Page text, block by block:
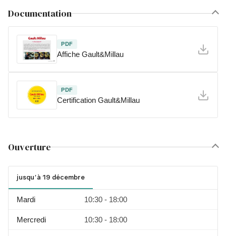
Documentation
PDF
Affiche Gault&Millau
PDF
Certification Gault&Millau
Ouverture
jusqu'à 19 décembre
Mardi 10:30 - 18:00
Mercredi 10:30 - 18:00